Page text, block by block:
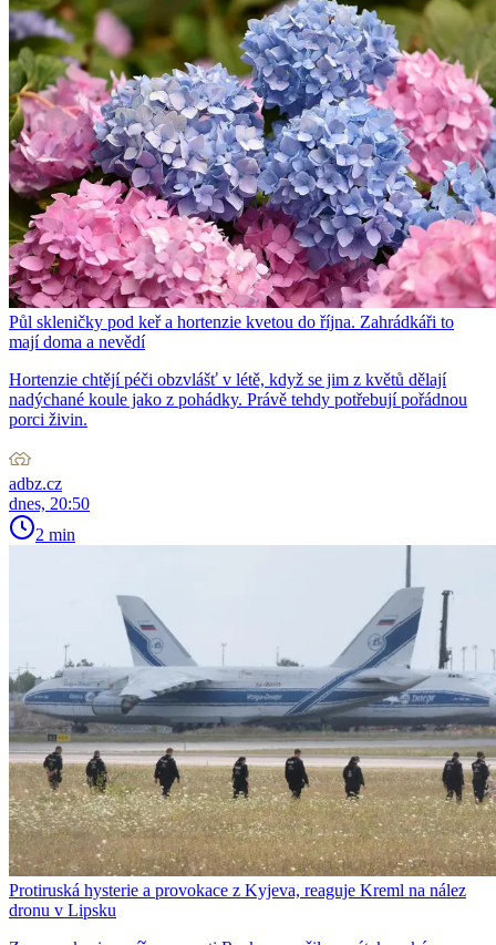
Půl skleničky pod keř a hortenzie kvetou do října. Zahrádkáři to
mají doma a nevědí
Hortenzie chtějí péči obzvlášť v létě, když se jim z květů dělají
nadýchané koule jako z pohádky. Právě tehdy potřebují pořádnou
porci živin.
adbz.cz
dnes, 20:50
2 min
Protiruská hysterie a provokace z Kyjeva, reaguje Kreml na nález
dronu v Lipsku